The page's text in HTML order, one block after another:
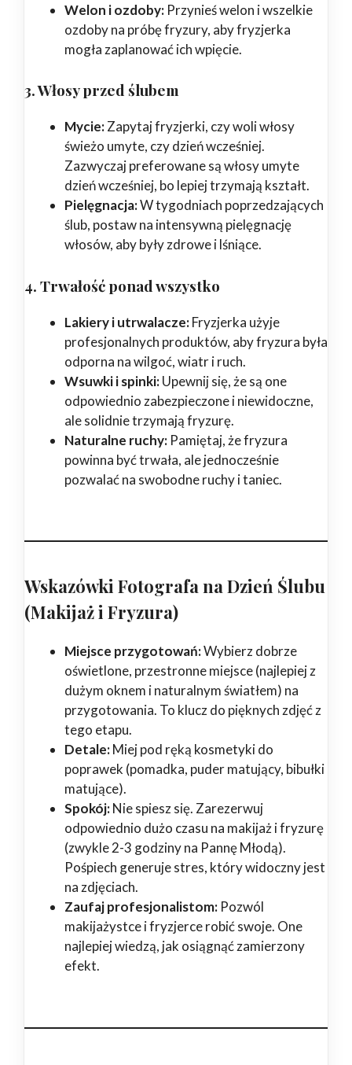
Welon i ozdoby: Przynieś welon i wszelkie
ozdoby na próbę fryzury, aby fryzjerka
mogła zaplanować ich wpięcie.
3. Włosy przed ślubem
Mycie:Zapytaj fryzjerki, czy woli włosy
świeżo umyte, czy dzień wcześniej.
Zazwyczaj preferowane są włosy umyte
dzień wcześniej, bo lepiej trzymają kształt.
Pielęgnacja:W tygodniach poprzedzających
ślub, postaw na intensywną pielęgnację
włosów, aby były zdrowe i lśniące.
4. Trwałość ponad wszystko
Lakiery i utrwalacze:Fryzjerka użyje
profesjonalnych produktów, aby fryzura była
odporna na wilgoć, wiatr i ruch.
Wsuwki i spinki:Upewnij się, że są one
odpowiednio zabezpieczone i niewidoczne,
ale solidnie trzymają fryzurę.
Naturalne ruchy: Pamiętaj, że fryzura
powinna być trwała, ale jednocześnie
pozwalać na swobodne ruchy i taniec.
Wskazówki Fotografa na Dzień Ślubu
(Makijaż i Fryzura)
Miejsce przygotowań:Wybierz dobrze
oświetlone, przestronne miejsce (najlepiej z
dużym oknem i naturalnym światłem) na
przygotowania. To klucz do pięknych zdjęć z
tego etapu.
Detale:Miej pod ręką kosmetyki do
poprawek (pomadka, puder matujący, bibułki
matujące).
Spokój:Nie spiesz się. Zarezerwuj
odpowiednio dużo czasu na makijaż i fryzurę
(zwykle 2-3 godziny na Pannę Młodą).
Pośpiech generuje stres, który widoczny jest
na zdjęciach.
Zaufaj profesjonalistom: Pozwól
makijażystce i fryzjerce robić swoje. One
najlepiej wiedzą, jak osiągnąć zamierzony
efekt.